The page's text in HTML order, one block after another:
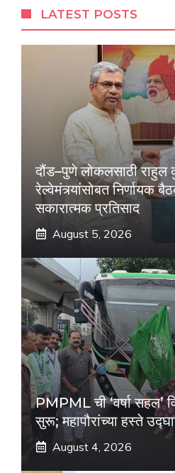
LATEST POSTS
दौंड–पुणे लोकलसाठी राहुल
रेल्वेमंत्र्यांसोबत निर्णायक
सकारात्मक प्रतिसाद
August 5, 2026
PMPML ची ‘वर्षा सहल’
सुरू; महापौरांच्या हस्ते
August 4, 2026